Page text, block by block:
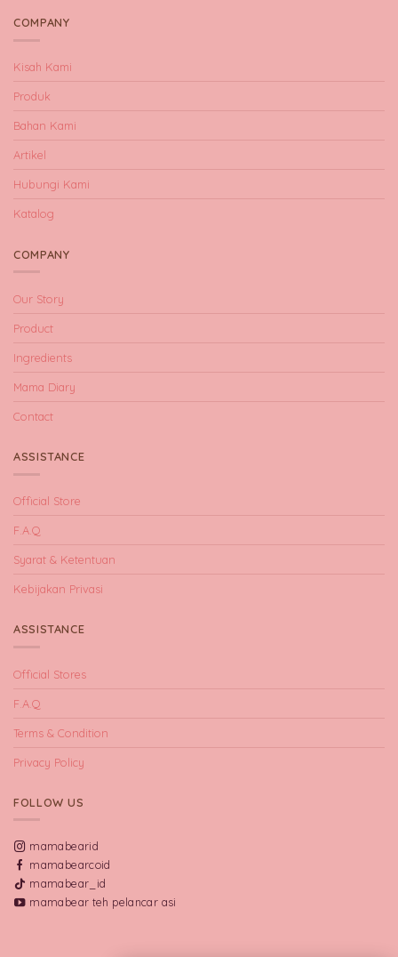
COMPANY
Kisah Kami
Produk
Bahan Kami
Artikel
Hubungi Kami
Katalog
COMPANY
Our Story
Product
Ingredients
Mama Diary
Contact
ASSISTANCE
Official Store
F.A.Q
Syarat & Ketentuan
Kebijakan Privasi
ASSISTANCE
Official Stores
F.A.Q
Terms & Condition
Privacy Policy
FOLLOW US
mamabearid
mamabearcoid
mamabear_id
mamabear teh pelancar asi